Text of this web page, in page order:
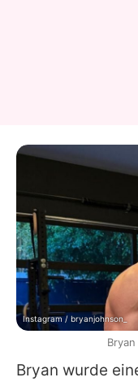
Bryan wurde
Instagram / bryanjohnson_